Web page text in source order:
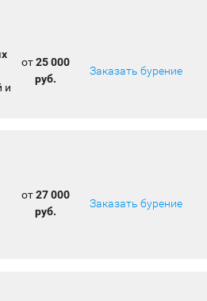
и
от25 000
руб.
Заказать бурение
от27 000
руб.
Заказать бурение